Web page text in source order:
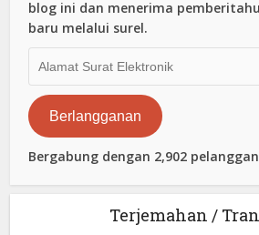
blog ini dan menerima
baru melalui surel.
Surat
Elektronik
Berlangganan
Bergabung dengan 2,902
Terjemahan /